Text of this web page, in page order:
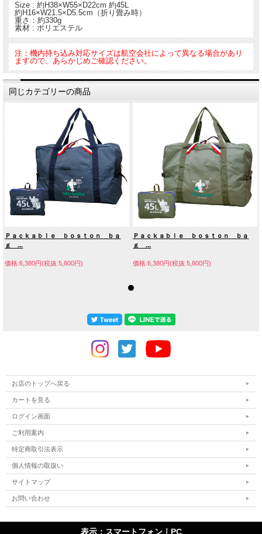
Size : 約H38×W55×D22cm 約45L
約H16×W21.5×D5.5cm（折り畳み時）
重さ：約330g
素材 : ポリエステル
注：機内持ち込み対応サイズは航空会社によって異なる場合があり
ますので、あらかじめご確認ください。
同じカテゴリーの商品
Ｐａｃｋａｂｌｅ ｂｏｓｔｏｎ ｂａ
ｇ ...
価格:6,380円(税抜 5,800円)
Ｐａｃｋａｂｌｅ ｂｏｓｔｏｎ ｂａ
ｇ ...
価格:6,380円(税抜 5,800円)
お店のトップへ戻る
カートを見る
ログイン画面
ご利用案内
特定商取引法表示
個人情報の取扱い
サイトマップ
お問い合わせ
表示：スマートフォン｜ PC